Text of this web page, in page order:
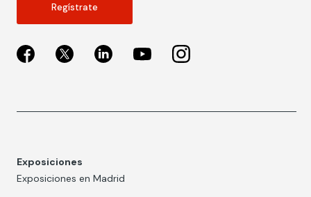
Regístrate
Exposiciones
Exposiciones en Madrid